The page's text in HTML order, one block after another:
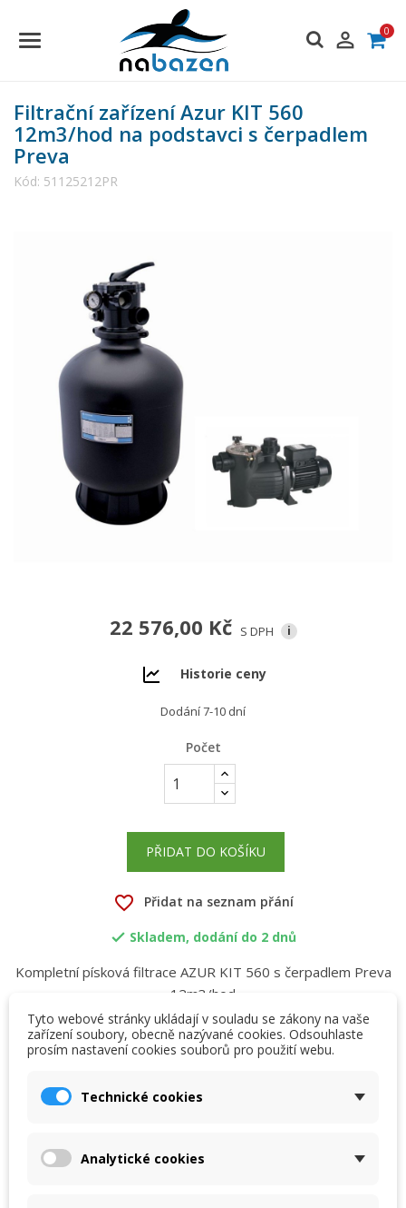
 0
Filtrační zařízení Azur KIT 560
12m3/hod na podstavci s čerpadlem
Preva
Kód: 51125212PR
22 576,00 Kč S DPH i
Historie ceny
Dodání 7-10 dní
Počet
PŘIDAT DO KOŠÍKU
favorite_border Přidat na seznam přání
 Skladem, dodání do 2 dnů
Kompletní písková filtrace AZUR KIT 560 s čerpadlem Preva
12m3/hod
Popis
add_circle_outline Create new list
Tyto webové stránky ukládají v souladu se zákony na vaše
zařízení soubory, obecně nazývané cookies. Odsouhlaste
prosím nastavení cookies souborů pro použití webu.
Technické cookies
Analytické cookies